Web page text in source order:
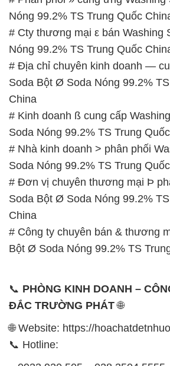
Soda Bột Ø Soda Nóng 99.2% TS
China
# Kinh doanh ß cung cấp
Soda Nóng 99.2% TS Trung Quốc
# Nhà kinh doanh > phân phối
Soda Nóng 99.2% TS Trung Quốc
# Đơn vị chuyên thương mại Þ
Soda Bột Ø Soda Nóng 99.2% TS
China
# Công ty chuyên bán & thương
Bột Ø Soda Nóng 99.2% TS
📞PHÒNG KINH DOANH –
ĐẮC TRƯỜNG PHÁT 🌐
🌐 Website: https://
– 0933.920.505 – 028.3504.5555
028.3756.1841- 028.3756.1842